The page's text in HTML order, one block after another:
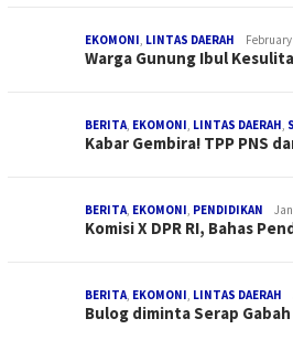
EKOMONI, LINTAS DAERAH February
Warga Gunung Ibul
BERITA, EKOMONI, LINTAS DAERAH,
Kabar Gembira! TPP PNS
BERITA, EKOMONI, PENDIDIKAN
Komisi X DPR RI, Bahas
BERITA, EKOMONI, LINTAS DAERAH
Bulog diminta Serap